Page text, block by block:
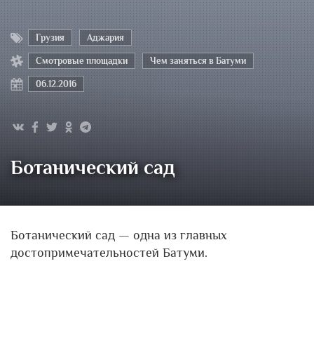
Грузия Аджария
Смотровые площадки Чем заняться в Батуми
06.12.2016
Ботанический сад
Ботанический сад — одна из главных
достопримечательностей Батуми.